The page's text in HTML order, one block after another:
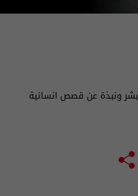
ونبذة عن قصص انسانية